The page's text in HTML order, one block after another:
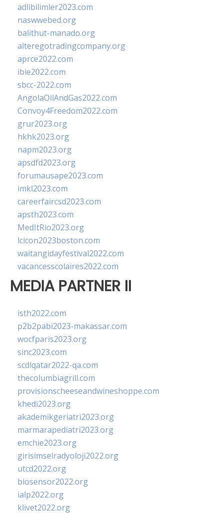
adlibilimler2023.com
naswwebed.org
balithut-manado.org
alteregotradingcompany.org
aprce2022.com
ibie2022.com
sbcc-2022.com
AngolaOilAndGas2022.com
Convoy4Freedom2022.com
grur2023.org
hkhk2023.org
napm2023.org
apsdfd2023.org
forumausape2023.com
imkl2023.com
careerfaircsd2023.com
apsth2023.com
MedItRio2023.org
lcicon2023boston.com
waitangidayfestival2022.com
vacancesscolaires2022.com
MEDIA PARTNER II
isth2022.com
p2b2pabi2023-makassar.com
wocfparis2023.org
sinc2023.com
scdlqatar2022-qa.com
thecolumbiagrill.com
provisionscheeseandwineshoppe.com
khedi2023.org
akademikgeriatri2023.org
marmarapediatri2023.org
emchie2023.org
girisimselradyoloji2022.org
utcd2022.org
biosensor2022.org
ialp2022.org
klivet2022.org